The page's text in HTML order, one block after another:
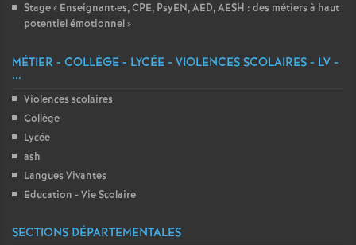
Stage « Enseignant·es, CPE, PsyEN, AED, AESH : des métiers à haut
potentiel émotionnel»
MÉTIER - COLLÈGE - LYCÉE - VIOLENCES SCOLAIRES - LV -
...
Violences scolaires
Collège
Lycée
ash
Langues Vivantes
Education - Vie Scolaire
SECTIONS DÉPARTEMENTALES